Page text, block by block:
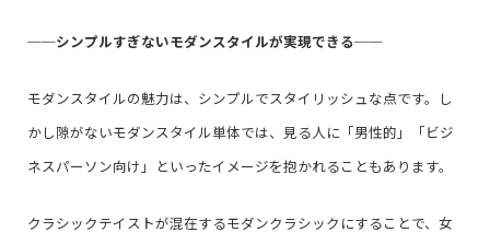
──シンプルすぎないモダンスタイルが実現できる──
モダンスタイルの魅力は、シンプルでスタイリッシュな点です。し
かし隙がないモダンスタイル単体では、見る人に「男性的」「ビジ
ネスパーソン向け」といったイメージを抱かれることもあります。
クラシックテイストが混在するモダンクラシックにすることで、女